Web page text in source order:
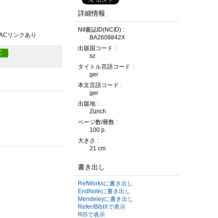
リンクあり
詳細情報
NII書誌ID(NCID)
BA2608842X
出版国コード
sz
タイトル言語コード
ger
本文言語コード
ger
出版地
Zürich
ページ数/冊数
100 p.
大きさ
21 cm
書き出し
RefWorksに書き出し
EndNoteに書き出し
Mendeleyに書き出し
Refer/BibIXで表示
RISで表示